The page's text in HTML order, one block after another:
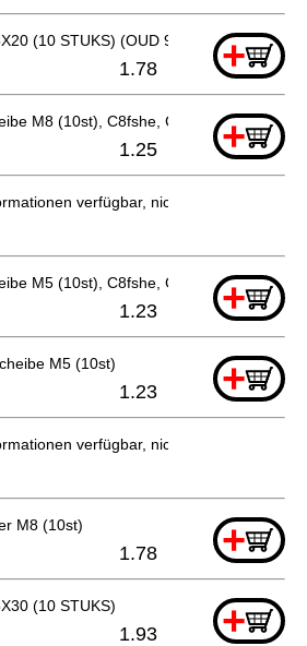
(10 STUKS) (OUD 949624Z,+
1.78
M8 (10st), C8fshe, Cm9by, C8fse
+
1.25
verfügbar, nicht bestellbar
M5 (10st), C8fshe, C8fse +
1.23
M5 (10st) +
1.23
verfügbar, nicht bestellbar
M8 (10st) +
1.78
(10 STUKS) +
1.93